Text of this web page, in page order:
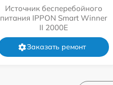
Источник бесперебойного
питания IPPON Smart Winner
II 2000E
Заказать ремонт